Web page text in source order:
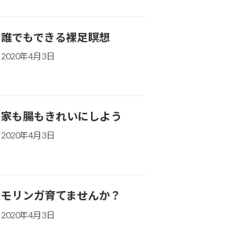
誰でもできる裸足瞑想
2020年4月3日
家も腸もきれいにしよう
2020年4月3日
モリンガ育てませんか？
2020年4月3日